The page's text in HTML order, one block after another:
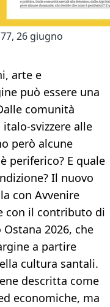
26 giugno
arte e
può essere una
comunità
alle
però alcune
periferico? E quale
Il nuovo
con Avvenire
con il contributo di
2026, che
a partire
cultura santali.
descritta come
economiche, ma